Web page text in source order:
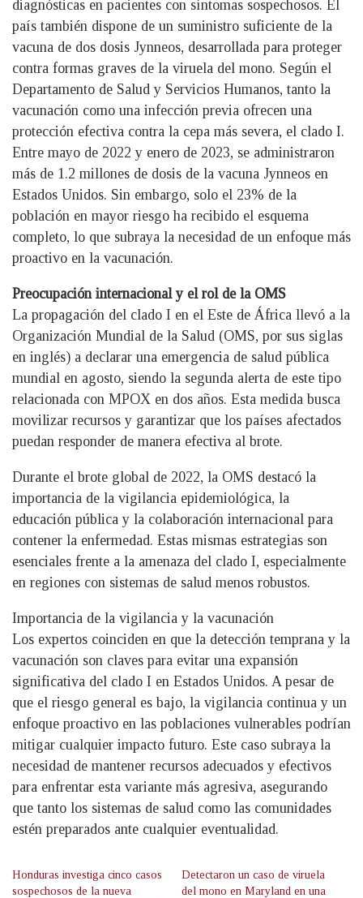
diagnósticas en pacientes con síntomas sospechosos. El
país también dispone de un suministro suficiente de la
vacuna de dos dosis Jynneos, desarrollada para proteger
contra formas graves de la viruela del mono. Según el
Departamento de Salud y Servicios Humanos, tanto la
vacunación como una infección previa ofrecen una
protección efectiva contra la cepa más severa, el clado I.
Entre mayo de 2022 y enero de 2023, se administraron
más de 1.2 millones de dosis de la vacuna Jynneos en
Estados Unidos. Sin embargo, solo el 23% de la
población en mayor riesgo ha recibido el esquema
completo, lo que subraya la necesidad de un enfoque más
proactivo en la vacunación.
Preocupación internacional y el rol de la OMS
La propagación del clado I en el Este de África llevó a la
Organización Mundial de la Salud (OMS, por sus siglas
en inglés) a declarar una emergencia de salud pública
mundial en agosto, siendo la segunda alerta de este tipo
relacionada con MPOX en dos años. Esta medida busca
movilizar recursos y garantizar que los países afectados
puedan responder de manera efectiva al brote.
Durante el brote global de 2022, la OMS destacó la
importancia de la vigilancia epidemiológica, la
educación pública y la colaboración internacional para
contener la enfermedad. Estas mismas estrategias son
esenciales frente a la amenaza del clado I, especialmente
en regiones con sistemas de salud menos robustos.
Importancia de la vigilancia y la vacunación
Los expertos coinciden en que la detección temprana y la
vacunación son claves para evitar una expansión
significativa del clado I en Estados Unidos. A pesar de
que el riesgo general es bajo, la vigilancia continua y un
enfoque proactivo en las poblaciones vulnerables podrían
mitigar cualquier impacto futuro. Este caso subraya la
necesidad de mantener recursos adecuados y efectivos
para enfrentar esta variante más agresiva, asegurando
que tanto los sistemas de salud como las comunidades
estén preparados ante cualquier eventualidad.
Honduras investiga cinco casos
sospechosos de la nueva
Detectaron un caso de viruela
del mono en Maryland en una